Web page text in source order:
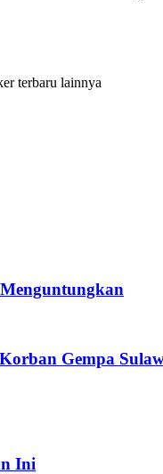
terbaru lainnya
Gempa
Ini